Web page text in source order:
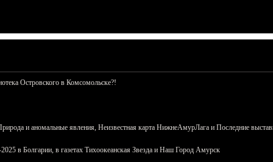
Островского в Комсомольске?!
и аномальные явления, Неизвестная карта НижнеАмурЛага и Последние
в Болгарии, в газетах Тихоокеанская Звезда и Наш Город Амурск